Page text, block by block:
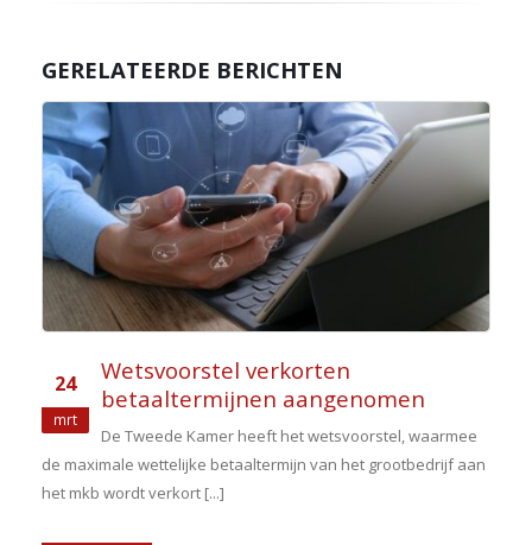
GERELATEERDE BERICHTEN
24
mrt
Wetsvoorstel verkorten
betaaltermijnen aangenomen
De Tweede Kamer heeft het wetsvoorstel, waarmee
de maximale wettelijke betaaltermijn van het grootbedrijf aan
het mkb wordt verkort [...]